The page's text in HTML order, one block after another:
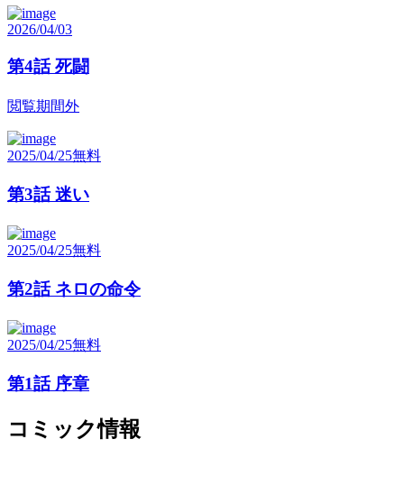
2026/04/03
第4話 死闘
閲覧期間外
2025/04/25無料
第3話 迷い
2025/04/25無料
第2話 ネロの命令
2025/04/25無料
第1話 序章
コミック情報